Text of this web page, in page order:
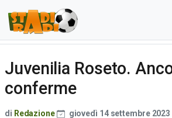
Juvenilia Roseto.
conferme
di Redazione giovedì 14 settembre 2023